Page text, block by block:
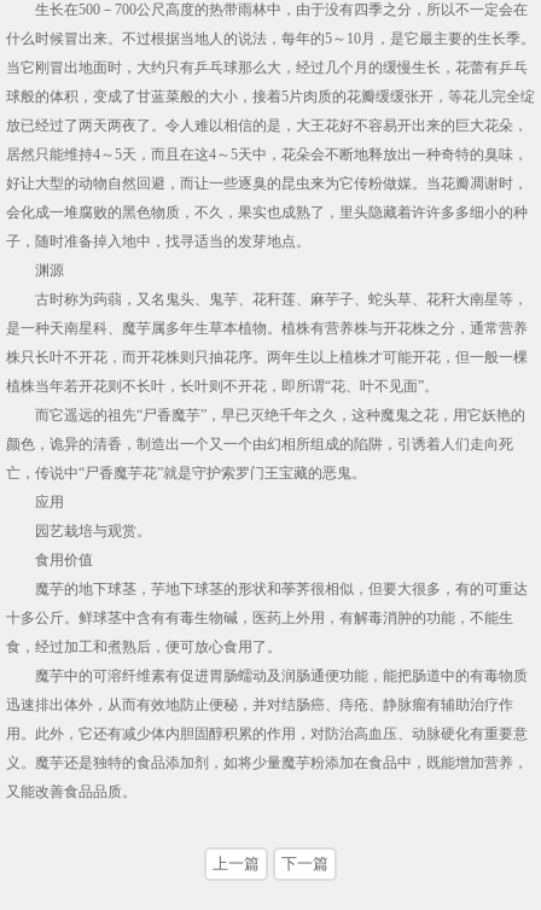
生长在500－700公尺高度的热带雨林中，由于没有四季之分，所以不一定会在
什么时候冒出来。不过根据当地人的说法，每年的5～10月，是它最主要的生长季。
当它刚冒出地面时，大约只有乒乓球那么大，经过几个月的缓慢生长，花蕾有乒乓
球般的体积，变成了甘蓝菜般的大小，接着5片肉质的花瓣缓缓张开，等花儿完全绽
放已经过了两天两夜了。令人难以相信的是，大王花好不容易开出来的巨大花朵，
居然只能维持4～5天，而且在这4～5天中，花朵会不断地释放出一种奇特的臭味，
好让大型的动物自然回避，而让一些逐臭的昆虫来为它传粉做媒。当花瓣凋谢时，
会化成一堆腐败的黑色物质，不久，果实也成熟了，里头隐藏着许许多多细小的种
子，随时准备掉入地中，找寻适当的发芽地点。
渊源
古时称为蒟蒻，又名鬼头、鬼芋、花秆莲、麻芋子、蛇头草、花秆大南星等，
是一种天南星科、魔芋属多年生草本植物。植株有营养株与开花株之分，通常营养
株只长叶不开花，而开花株则只抽花序。两年生以上植株才可能开花，但一般一棵
植株当年若开花则不长叶，长叶则不开花，即所谓“花、叶不见面”。
而它遥远的祖先“尸香魔芋”，早已灭绝千年之久，这种魔鬼之花，用它妖艳的
颜色，诡异的清香，制造出一个又一个由幻相所组成的陷阱，引诱着人们走向死
亡，传说中“尸香魔芋花”就是守护索罗门王宝藏的恶鬼。
应用
园艺栽培与观赏。
食用价值
魔芋的地下球茎，芋地下球茎的形状和荸荠很相似，但要大很多，有的可重达
十多公斤。鲜球茎中含有有毒生物碱，医药上外用，有解毒消肿的功能，不能生
食，经过加工和煮熟后，便可放心食用了。
魔芋中的可溶纤维素有促进胃肠蠕动及润肠通便功能，能把肠道中的有毒物质
迅速排出体外，从而有效地防止便秘，并对结肠癌、痔疮、静脉瘤有辅助治疗作
用。此外，它还有减少体内胆固醇积累的作用，对防治高血压、动脉硬化有重要意
义。魔芋还是独特的食品添加剂，如将少量魔芋粉添加在食品中，既能增加营养，
又能改善食品品质。
上一篇 下一篇